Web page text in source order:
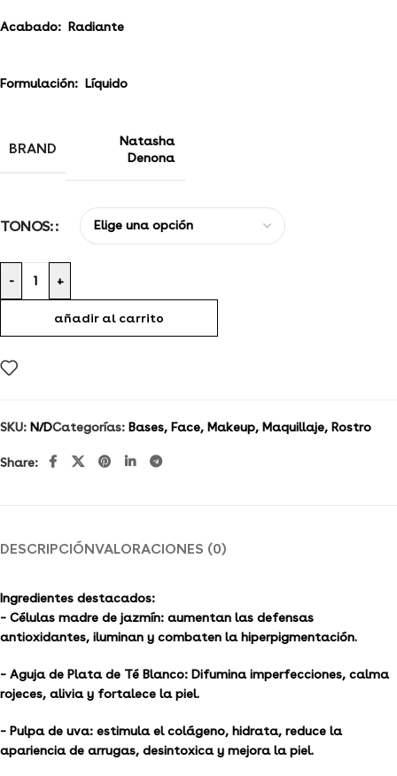
Acabado: Radiante
Formulación: Líquido
BRAND
Natasha
Denona
TONOS:
- +
añadir al carrito
SKU: N/DCategorías: Bases, Face, Makeup, Maquillaje, Rostro
Share:
DESCRIPCIÓNVALORACIONES (0)
Ingredientes destacados:
– Células madre de jazmín: aumentan las defensas
antioxidantes, iluminan y combaten la hiperpigmentación.
– Aguja de Plata de Té Blanco: Difumina imperfecciones, calma
rojeces, alivia y fortalece la piel.
– Pulpa de uva: estimula el colágeno, hidrata, reduce la
apariencia de arrugas, desintoxica y mejora la piel.